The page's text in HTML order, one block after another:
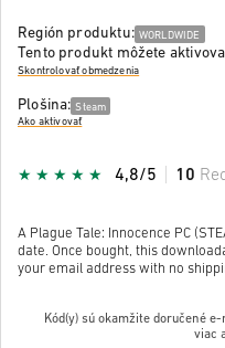
Región produktu: WORLDWIDE
Tento produkt môžete
Skontrolovať obmedzenia
Plošina: Steam
Ako aktivovať
4,8/5 10
A Plague Tale: Innocence PC
date. Once bought, this
your email address with no
Kód(y) sú okamžite doručené
viac